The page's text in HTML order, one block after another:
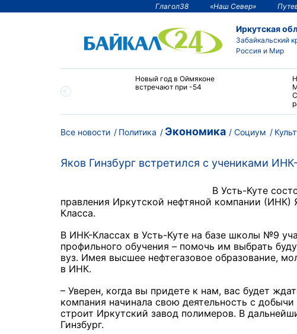
Глагол38 «Наш Север»
Иркутская
Забайкальский
Россия и Мир
Новый год в Оймяконе
встречают при -54
Все новости Политика Экономика Социум
Яков Гинзбург встретился с учениками
В Усть-Куте
правления Иркутской нефтяной компании
Класса.
В ИНК-Классах в Усть-Куте на базе школы №9
профильного обучения – помочь им выбрать
вуз. Имея высшее нефтегазовое образование,
в ИНК.
– Уверен, когда вы придете к нам, вас будет
компания начинала свою деятельность с
строит Иркутский завод полимеров. В
Гинзбург.